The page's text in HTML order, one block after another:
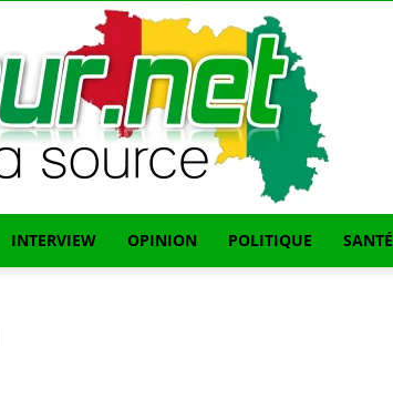
INTERVIEW OPINION POLITIQUE SANTÉ